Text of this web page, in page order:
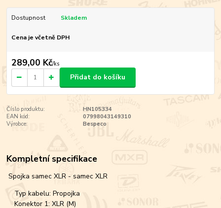
Dostupnost Skladem
Cena je včetně DPH
289,00 Kč/ks
Přidat do košíku
Číslo produktu:
HN105334
EAN kód:
07998043149310
Výrobce:
Bespeco
Kompletní specifikace
Spojka samec XLR - samec XLR
Typ kabelu: Propojka
Konektor 1: XLR (M)